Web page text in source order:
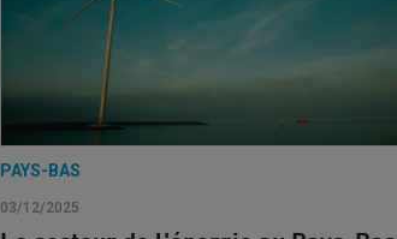
PAYS-BAS
03/12/2025